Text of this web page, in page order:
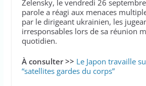
Zelensky, le vendredi 26
parole a réagi aux menaces
par le dirigeant ukrainien, les
irresponsables lors de sa réunion
quotidien.
À consulter >> Le Japon travaille
“satellites gardes du corps”